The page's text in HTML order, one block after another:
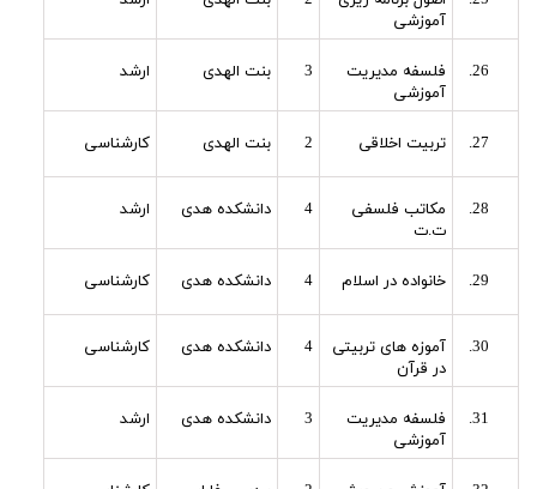
آموزشی
فلسفه مدیریت
آموزشی
3 بنت الهدی ارشد
تربیت اخلاقی 2 بنت الهدی کارشناسی
مکاتب فلسفی
ت.ت
4 دانشکده هدی ارشد
خانواده در اسلام 4 دانشکده هدی کارشناسی
آموزه های تربیتی
در قرآن
4 دانشکده هدی کارشناسی
فلسفه مدیریت
آموزشی
3 دانشکده هدی ارشد